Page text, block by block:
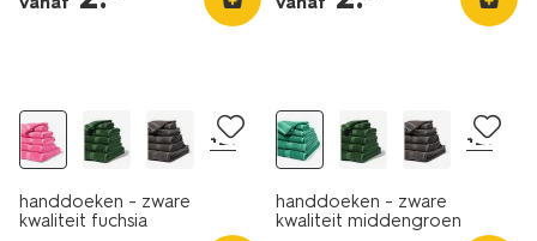
+21
handdoeken - zware
kwaliteit fuchsia
+21
handdoeken - zware
kwaliteit middengroen